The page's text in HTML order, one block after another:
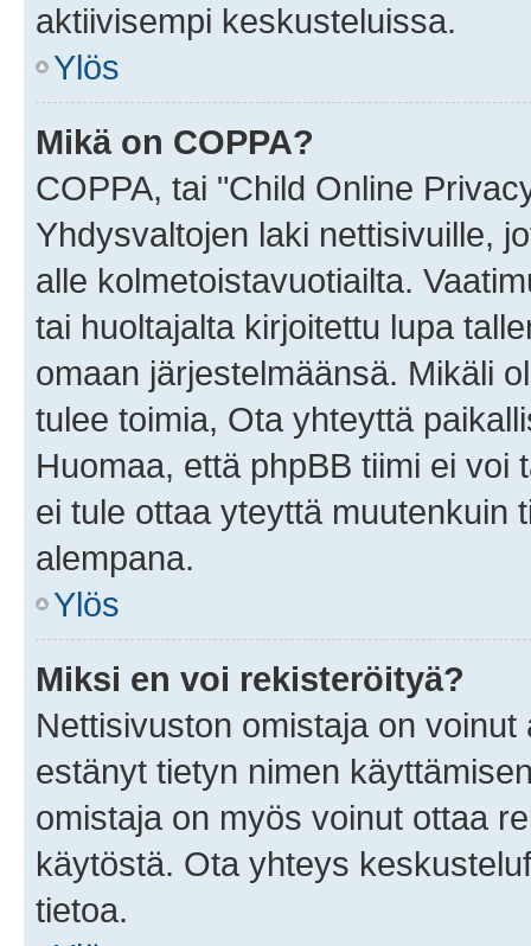
aktiivisempi keskusteluissa.
Ylös
Mikä on COPPA?
COPPA, tai "Child Online
Yhdysvaltojen laki nettisivuille,
alle kolmetoistavuotiailta.
tai huoltajalta kirjoitettu lupa
omaan järjestelmäänsä. Mikäli
tulee toimia, Ota yhteyttä
Huomaa, että phpBB tiimi ei
ei tule ottaa yteyttä muutenkuin
alempana.
Ylös
Miksi en voi rekisteröityä?
Nettisivuston omistaja on
estänyt tietyn nimen
omistaja on myös voinut ottaa
käytöstä. Ota yhteys
tietoa.